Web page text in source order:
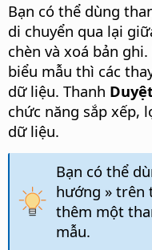
Bạn có thể dùng
di chuyển qua lại
chèn và xoá bản
biểu mẫu thì các
dữ liệu. Thanh
chức năng sắp xếp,
dữ liệu.
Bạn có thể
hướng » trên
thêm một
mẫu.